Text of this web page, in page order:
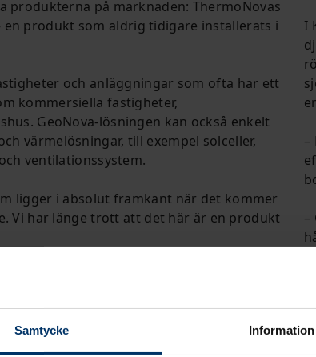
Samtycke Information
produkterna på marknaden: ThermoNovas
en produkt som aldrig tidigare installerats i
och anläggningar som ofta har ett
kommersiella fastigheter,
GeoNova-lösningen kan också enkelt
värmelösningar, till exempel solceller,
ventilationssystem.
ligger i absolut framkant när det kommer
Vi har länge trott att det här är en produkt
I
–
–